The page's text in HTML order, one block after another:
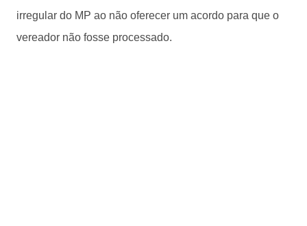
irregular do MP ao não oferecer um acordo para que o
vereador não fosse processado.